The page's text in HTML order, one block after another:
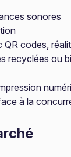
sonores
codes,
recyclées ou
à la